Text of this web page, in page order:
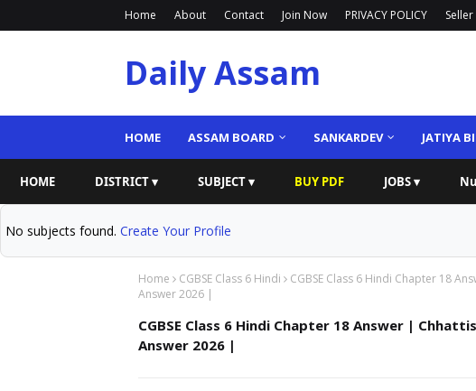
Home About Contact Join Now PRIVACY POLICY Seller
Daily Assam
HOME ASSAM BOARD SANKARDEV JATIYA
HOME DISTRICT ▾ SUBJECT ▾ BUY PDF JOBS ▾
No subjects found. Create Your Profile
Home CGBSE Class 6 Hindi
CGBSE Class 6 Hindi Chapter 18
Answer 2026 |
CGBSE Class 6 Hindi Chapter 18 Answer |
Answer 2026 |